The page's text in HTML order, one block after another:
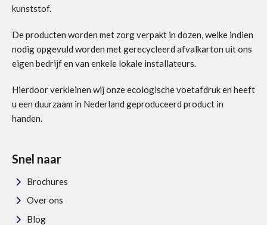
kunststof.
De producten worden met zorg verpakt in dozen, welke indien
nodig opgevuld worden met gerecycleerd afvalkarton uit ons
eigen bedrijf en van enkele lokale installateurs.
Hierdoor verkleinen wij onze ecologische voetafdruk en heeft
u een duurzaam in Nederland geproduceerd product in
handen.
Snel naar
Brochures
Over ons
Blog